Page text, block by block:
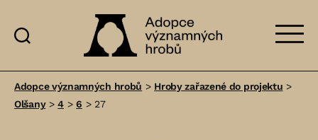
významných
Adopce významných hrobů > Hroby zařazené do projektu >
Olšany>4 >6 > 27